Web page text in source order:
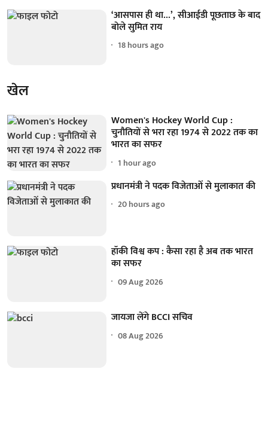
‘आसपास ही था...’, सीआईडी पूछताछ के बाद
बोले सुमित राय
18 hours ago
खेल
Women's Hockey World Cup :
चुनौतियों से भरा रहा 1974 से 2022 तक का
भारत का सफर
1 hour ago
प्रधानमंत्री ने पदक विजेताओं से मुलाकात की
20 hours ago
हॉकी विश्व कप : कैसा रहा है अब तक भारत
का सफर
09 Aug 2026
जायजा लेंगे BCCI सचिव
08 Aug 2026